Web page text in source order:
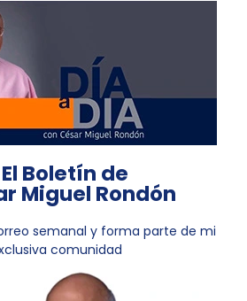
El Boletín de
Miguel Rondón
semanal y forma parte de mi
comunidad